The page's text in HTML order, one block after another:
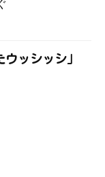
ッシッシ」